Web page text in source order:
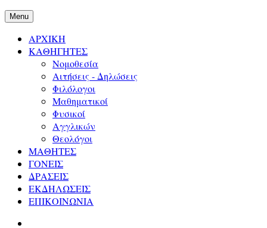
Menu
ΑΡΧΙΚΗ
ΚΑΘΗΓΗΤΕΣ
Νομοθεσία
Αιτήσεις - Δηλώσεις
Φιλόλογοι
Μαθηματικοί
Φυσικοί
Αγγλικών
Θεολόγοι
ΜΑΘΗΤΕΣ
ΓΟΝΕΙΣ
ΔΡΑΣΕΙΣ
ΕΚΔΗΛΩΣΕΙΣ
ΕΠΙΚΟΙΝΩΝΙΑ